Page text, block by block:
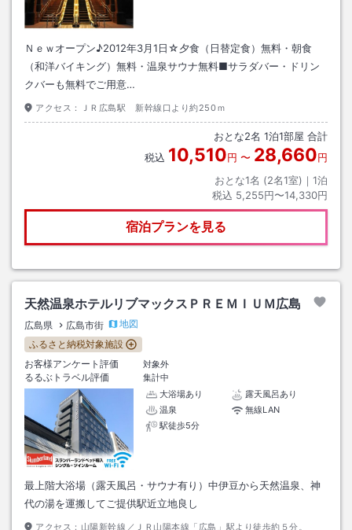
Ｎｅｗオープン♪2012年3月1日☆夕食（日替定食）無料・朝食
（和洋バイキング）無料・温泉サウナ無料■サラダバー・ドリン
クバーも無料でご用意…
アクセス： ＪＲ広島駅 新幹線口より約250ｍ
おとな2名 1泊1部屋 合計
税込 10,510円 〜 28,660円
おとな1名 (2名1室)｜ 1泊
税込 5,255円〜14,330円
宿泊プランを見る
天然温泉ホテルリブマックスＰＲＥＭＩＵＭ広島
広島県 広島市街
地図
ふるさと納税対象施設
お客様アンケート評価
対象外
るるぶトラベル評価
集計中
大浴場あり
露天風呂あり
温泉
無線LAN
駅徒歩5分
最上階大浴場（露天風呂・サウナ有り）中伊豆から天然温泉、神
代の湯を運搬してご提供駅近立地良し
アクセス： 山陽新幹線／ＪＲ山陽本線「広島」駅より徒歩約５分。